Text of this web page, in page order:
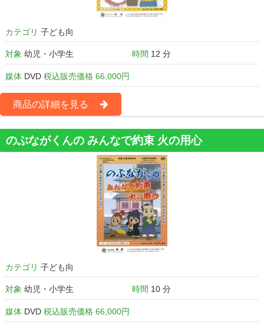
カテゴリ 子ども向
対象 幼児・小学生 時間 12 分
媒体 DVD 税込販売価格 66,000円
商品の詳細を見る
のぶながくんの みんなで約束 火の用心
カテゴリ 子ども向
対象 幼児・小学生 時間 10 分
媒体 DVD 税込販売価格 66,000円